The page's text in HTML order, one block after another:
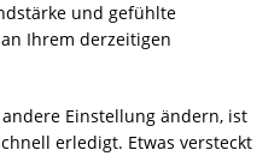
und gefühlte
Ihrem derzeitigen
Einstellung ändern, ist
erledigt. Etwas versteckt